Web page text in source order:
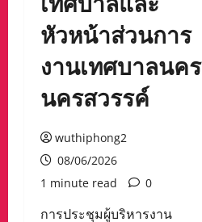
หัวหน้าส่วนการ
งานเทศบาลนคร
นครสวรรค์
wuthiphong2
08/06/2026
1 minute read
0
การประชุมผู้บริหารงาน